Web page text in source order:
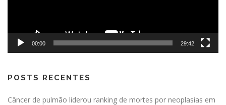
00:00 29:42
POSTS RECENTES
Câncer de pulmão liderou ranking de mortes por neoplasias em